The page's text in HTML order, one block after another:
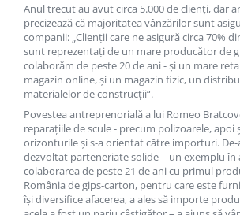
Materiale electrice
Becuri
Prize
Sanitare
Sarma constructii
Scule, unelte si masini
Sfoara si franghii
Suruburi, dibluri si accesorii
prindere
Corpuri de iluminat
Anul trecut au avut circa 5.000 de clienţi, dar
precizează că majoritatea vânzărilor sunt
companii: „Clienţii care ne asigură circa 70%
sunt reprezentaţi de un mare producător de
colaborăm de peste 20 de ani - şi un mare
magazin online, şi un magazin fizic, un
materialelor de construcţii“.
Povestea antreprenorială a lui Romeo
reparaţiile de scule - precum polizoarele, apoi
orizonturile şi s-a orientat către importuri.
dezvoltat parteneriate solide – un exemplu în
colaborarea de peste 21 de ani cu primul
România de gips-carton, pentru care este
îşi diversifice afacerea, a ales să importe